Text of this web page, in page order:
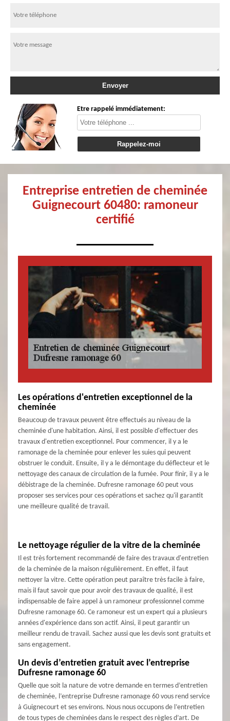
Etre rappelé immédiatement:
Entreprise entretien de cheminée
Guignecourt 60480: ramoneur
certifié
Les opérations d'entretien exceptionnel de la
cheminée
Beaucoup de travaux peuvent être effectués au niveau de la
cheminée d'une habitation. Ainsi, il est possible d'effectuer des
travaux d'entretien exceptionnel. Pour commencer, il y a le
ramonage de la cheminée pour enlever les suies qui peuvent
obstruer le conduit. Ensuite, il y a le démontage du déflecteur et le
nettoyage des canaux de circulation de la fumée. Pour finir, il y a le
débistrage de la cheminée. Dufresne ramonage 60 peut vous
proposer ses services pour ces opérations et sachez qu'il garantit
une meilleure qualité de travail.
Le nettoyage régulier de la vitre de la cheminée
Il est très fortement recommandé de faire des travaux d'entretien
de la cheminée de la maison régulièrement. En effet, il faut
nettoyer la vitre. Cette opération peut paraître très facile à faire,
mais il faut savoir que pour avoir des travaux de qualité, il est
indispensable de faire appel à un ramoneur professionnel comme
Dufresne ramonage 60. Ce ramoneur est un expert qui a plusieurs
années d'expérience dans son actif. Ainsi, il peut garantir un
meilleur rendu de travail. Sachez aussi que les devis sont gratuits et
sans engagement.
Un devis d’entretien gratuit avec l’entreprise
Dufresne ramonage 60
Quelle que soit la nature de votre demande en termes d’entretien
de cheminée, l’entreprise Dufresne ramonage 60 vous rend service
à Guignecourt et ses environs. Nous nous occupons de l’entretien
de tous types de cheminées dans le respect des règles d’art. De